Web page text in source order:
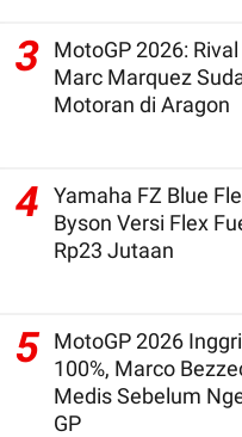
3
MotoGP 2026:
Marc Marquez
Motoran di Aragon
4
Yamaha FZ Blue
Byson Versi Flex
Rp23 Jutaan
5 MotoGP 2026
100%, Marco
Medis Sebelum
GP